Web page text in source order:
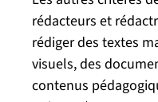
rédacteurs et
rédiger des textes
visuels, des
contenus